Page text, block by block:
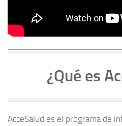
¿Qué es
AcceSalud es el programa de